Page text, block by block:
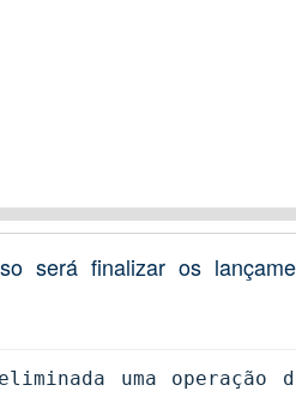
será finalizar os
uma